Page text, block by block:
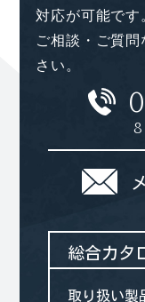
対応が可能です
ご相談・ご質
さい。
8
総合カタ
取り扱い製